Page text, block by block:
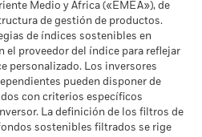
se realiza en una divisa
el cálculo de la rentabilidad99,52
50,18
100,15%
Medio y África («EMEA»), de
de gestión de productos.
de índices sostenibles en
el proveedor del índice para reflejar
personalizado. Los inversores
pueden disponer de
con criterios específicos
La definición de los filtros de
sostenibles filtrados se rige